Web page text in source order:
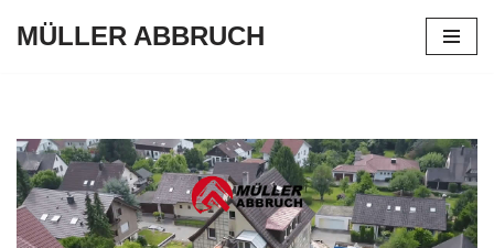
MÜLLER ABBRUCH